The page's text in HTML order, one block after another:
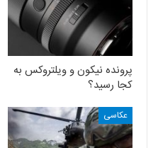
پرونده نیکون و ویلتروکس به
کجا رسید؟
عکاسی